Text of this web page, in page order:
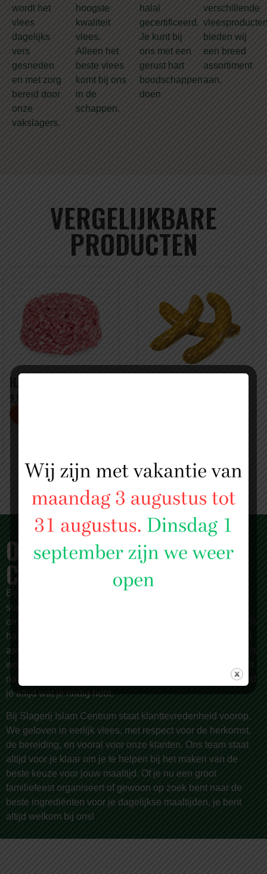
wordt het
vlees
dagelijks
vers
gesneden
en met zorg
bereid door
onze
vakslagers.
hoogste
kwaliteit
vlees.
Alleen het
beste vlees
komt bij ons
in de
schappen.
halal
gecertificeerd.
Je kunt bij
ons met een
gerust hart
boodschappen
doen
verschillende
bieden wij
een breed
assortiment
aan.
VERGELIJKBARE
PRODUCTEN
OVER SLAGERIJ ISLAM
CENTRUM
Bij
zijn we meer dan alleen een
slagerij. Al sinds 1987 zijn we een begrip in Rotterdam en
omstreken, bekend om onze zorgvuldige selectie van 100%
halal vlees van de hoogste kwaliteit. Wij bieden een breed
assortiment, met meer dan 150 producten die dagelijks vers
worden bereid door onze vakslagers. Of je nu op zoek bent
naar lamsvlees, rundvlees, kip, of geitenvlees – bij ons vind
je altijd wat je nodig hebt.
Bij Slagerij Islam Centrum staat klanttevredenheid voorop.
We geloven in eerlijk vlees, met respect voor de herkomst,
de bereiding, en vooral voor onze klanten. Ons team staat
altijd voor je klaar om je te helpen bij het maken van de
beste keuze voor jouw maaltijd. Of je nu een groot
familiefeest organiseert of gewoon op zoek bent naar de
beste ingrediënten voor je dagelijkse maaltijden, je bent
altijd welkom bij ons!